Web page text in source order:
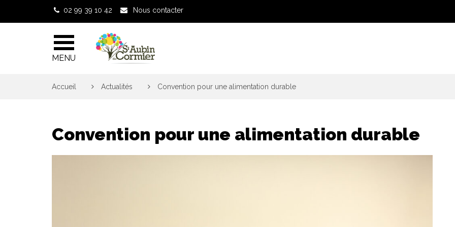
02 99 39 10 42 Nous contacter
MENU
Accueil Actualités Convention pour une alimentation durable
Convention pour une alimentation durable